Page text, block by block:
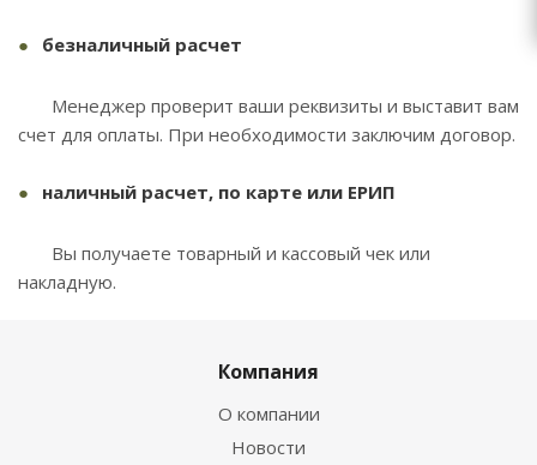
безналичный расчет
Менеджер проверит ваши реквизиты и выставит вам
счет для оплаты. При необходимости заключим договор.
наличный расчет, по карте или ЕРИП
Вы получаете товарный и кассовый чек или
накладную.
Компания
О компании
Новости